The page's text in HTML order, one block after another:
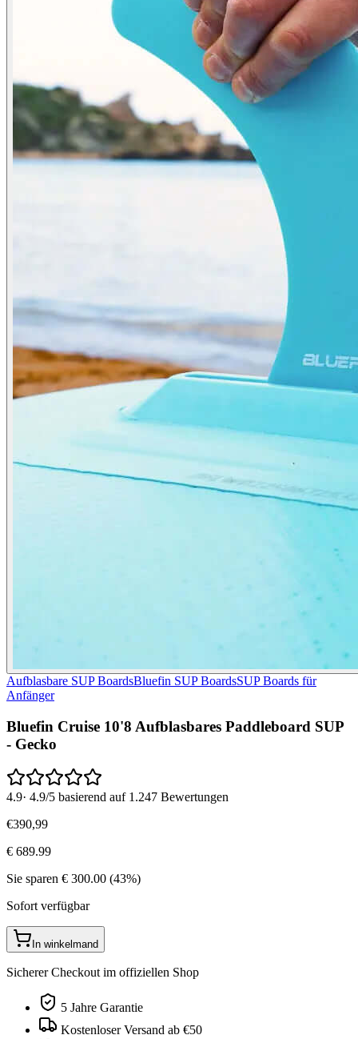
Aufblasbare SUP BoardsBluefin SUP BoardsSUP Boards für
Anfänger
Bluefin Cruise 10'8 Aufblasbares Paddleboard SUP
- Gecko
4.9· 4.9/5 basierend auf 1.247 Bewertungen
€390,99
€ 689.99
Sie sparen € 300.00 (43%)
Sofort verfügbar
In winkelmand
Sicherer Checkout im offiziellen Shop
5 Jahre Garantie
Kostenloser Versand ab €50